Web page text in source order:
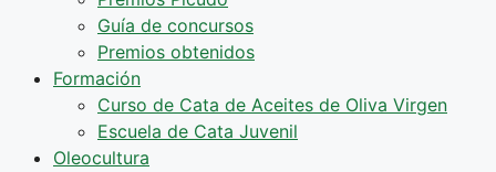
Guía de concursos
Premios obtenidos
Formación
Curso de Cata de Aceites de Oliva Virgen
Escuela de Cata Juvenil
Oleocultura